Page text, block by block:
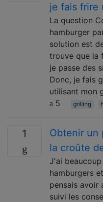
je fais frire
La question
hamburger
solution est
trouve que la
je passe des
Donc, je fais
utilisant mon
5
grilling
1
Obtenir un
la croûte
J'ai
hamburgers
pensais avoir
suivi les